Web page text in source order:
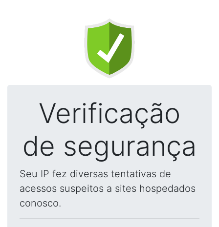
Verificação
de segurança
Seu IP fez diversas tentativas de
acessos suspeitos a sites hospedados
conosco.